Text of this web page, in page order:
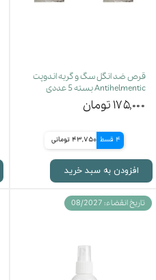
قرص ضد انگل سگ و گربه اندوپت
Antihelmentic بسته 5 عددی
۱۷۵,۰۰۰ تومان
4 قسط 43,750 تومانی
افزودن به سبد خرید
تاریخ انقضاء: 08/2027